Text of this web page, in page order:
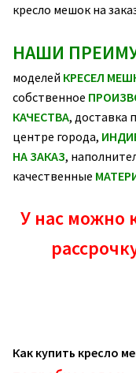
кресло мешок на
НАШИ
моделей КРЕСЕЛ
собственное
КАЧЕСТВА, доставка
центре города,
НА ЗАКАЗ,
качественные
У нас можно
Как купить кресло